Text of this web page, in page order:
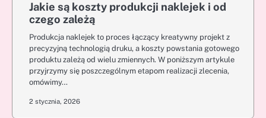
Jakie są koszty produkcji naklejek i od
czego zależą
Produkcja naklejek to proces łączący kreatywny projekt z
precyzyjną technologią druku, a koszty powstania gotowego
produktu zależą od wielu zmiennych. W poniższym artykule
przyjrzymy się poszczególnym etapom realizacji zlecenia,
omówimy…
2 stycznia, 2026